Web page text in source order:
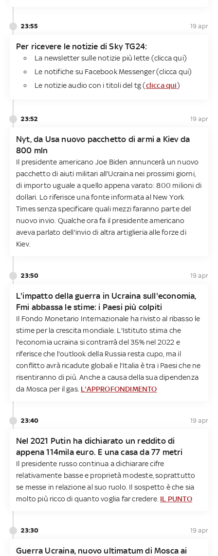
23:55 19 apr
Per ricevere le notizie di Sky TG24​:
La newsletter sulle notizie più lette (clicca qui)
Le notifiche su Facebook Messenger (clicca qui)
Le notizie audio con i titoli del tg (clicca qui)
23:52 19 apr
Nyt, da Usa nuovo pacchetto di armi a Kiev da
800 mln
Il presidente americano Joe Biden annuncerà un nuovo
pacchetto di aiuti militari all'Ucraina nei prossimi giorni,
di importo uguale a quello appena varato: 800 milioni di
dollari. Lo riferisce una fonte informata al New York
Times senza specificare quali mezzi faranno parte del
nuovo invio. Qualche ora fa il presidente americano
aveva parlato dell'invio di altra artiglieria alle forze di
Kiev.
23:50 19 apr
L'impatto della guerra in Ucraina sull'economia,
Fmi abbassa le stime: i Paesi più colpiti
Il Fondo Monetario Internazionale ha rivisto al ribasso le
stime per la crescita mondiale. L'Istituto stima che
l'economia ucraina si contrarrà del 35% nel 2022 e
riferisce che l'outlook della Russia resta cupo, ma il
conflitto avrà ricadute globali e l'Italia è tra i Paesi che ne
risentiranno di più. Anche a causa della sua dipendenza
da Mosca per il gas. L'APPROFONDIMENTO
23:40 19 apr
Nel 2021 Putin ha dichiarato un reddito di
appena 114mila euro. E una casa da 77 metri
Il presidente russo continua a dichiarare cifre
relativamente basse e proprietà modeste, soprattutto
se messe in relazione al suo ruolo. Il sospetto è che sia
molto più ricco di quanto voglia far credere. IL PUNTO
23:30 19 apr
Guerra Ucraina, nuovo ultimatum di Mosca ai